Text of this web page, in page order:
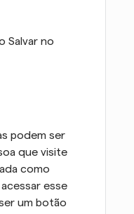
Salvar no
podem ser
que visite
como
esse
um botão